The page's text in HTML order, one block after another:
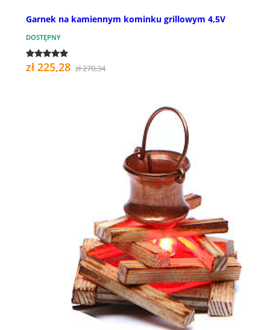
Garnek na kamiennym kominku grillowym 4,5V
DOSTĘPNY
zł 225,28 zł 270,34